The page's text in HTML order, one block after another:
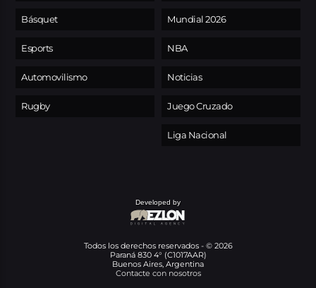
Básquet
Esports
Automovilismo
Rugby
Mundial 2026
NBA
Noticias
Juego Cruzado
Liga Nacional
Developed by
Todos los derechos reservados - © 2026
Paraná 830 4° (C1017AAR)
Buenos Aires, Argentina
Contacte con nosotros